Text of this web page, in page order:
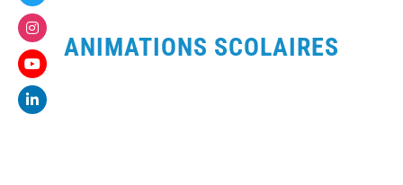
ANIMATIONS SCOLAIRES